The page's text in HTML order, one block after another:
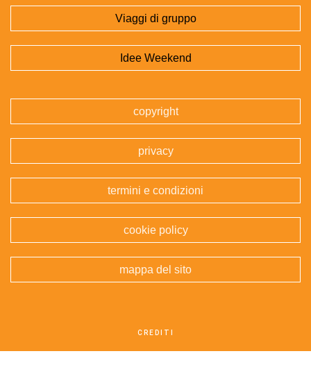
Viaggi di gruppo
Idee Weekend
copyright
privacy
termini e condizioni
cookie policy
mappa del sito
CREDITI